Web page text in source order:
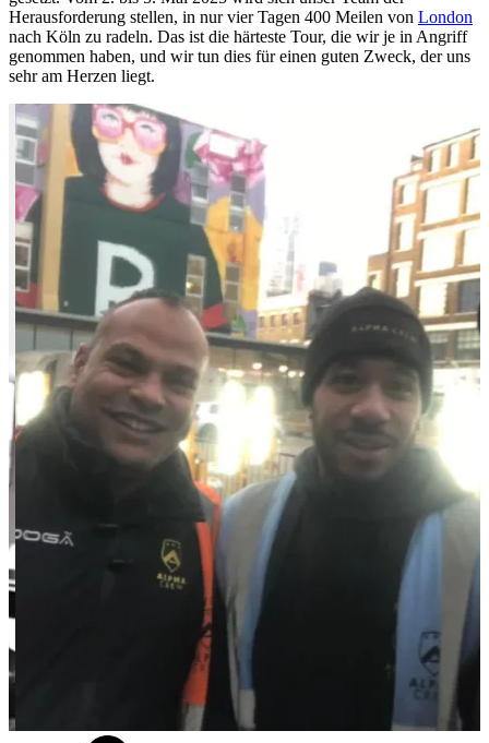
Herausforderung stellen, in nur vier Tagen 400 Meilen von London
nach Köln zu radeln. Das ist die härteste Tour, die wir je in Angriff
genommen haben, und wir tun dies für einen guten Zweck, der uns
sehr am Herzen liegt.